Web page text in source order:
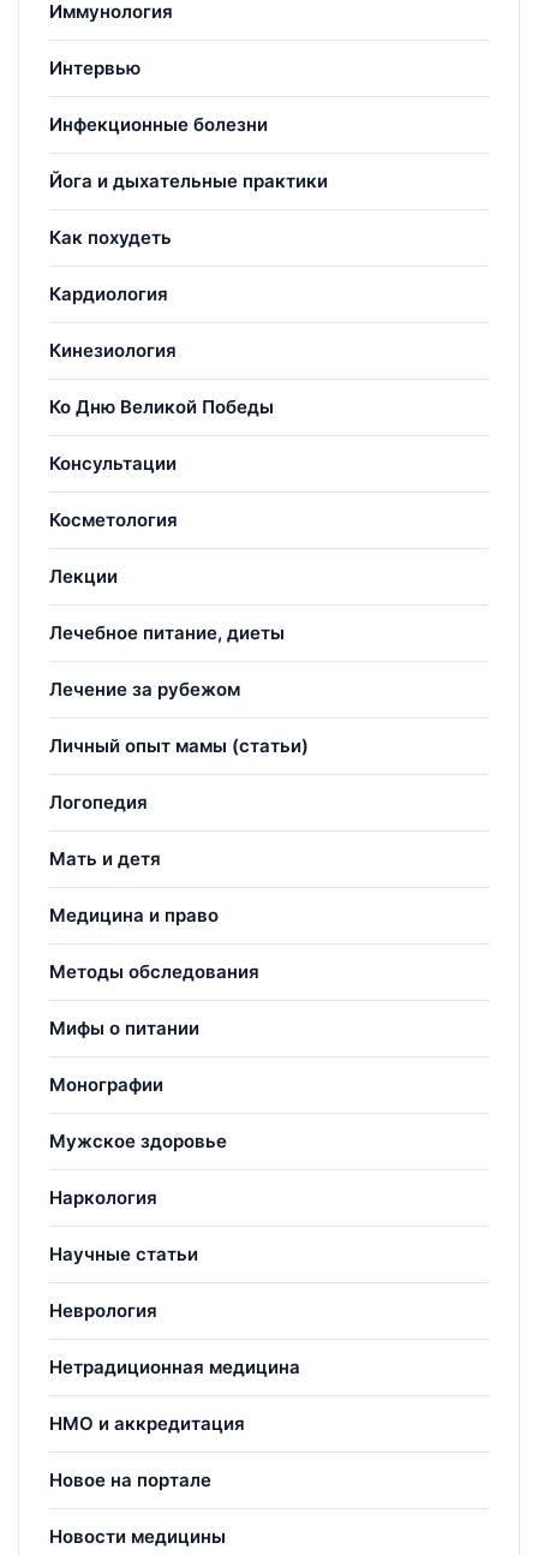
Иммунология
Интервью
Инфекционные болезни
Йога и дыхательные практики
Как похудеть
Кардиология
Кинезиология
Ко Дню Великой Победы
Консультации
Косметология
Лекции
Лечебное питание, диеты
Лечение за рубежом
Личный опыт мамы (статьи)
Логопедия
Мать и детя
Медицина и право
Методы обследования
Мифы о питании
Монографии
Мужское здоровье
Наркология
Научные статьи
Неврология
Нетрадиционная медицина
НМО и аккредитация
Новое на портале
Новости медицины